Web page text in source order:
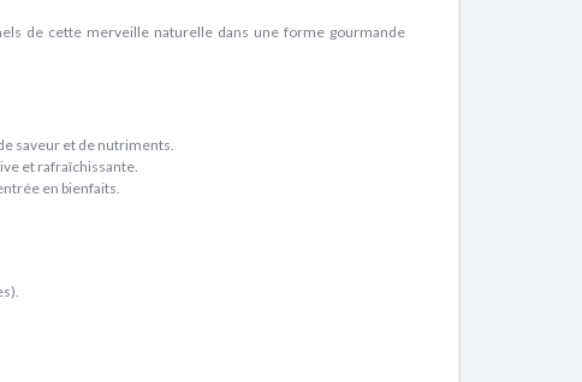
de cette merveille naturelle dans une forme gourmande
saveur et de nutriments.
et rafraîchissante.
en bienfaits.